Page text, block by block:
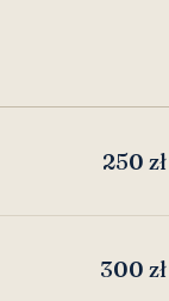
250 zł
300 zł